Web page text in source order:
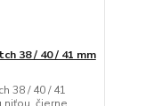
38 / 40 / 41 mm
38 / 40 / 41
niťou, čierne